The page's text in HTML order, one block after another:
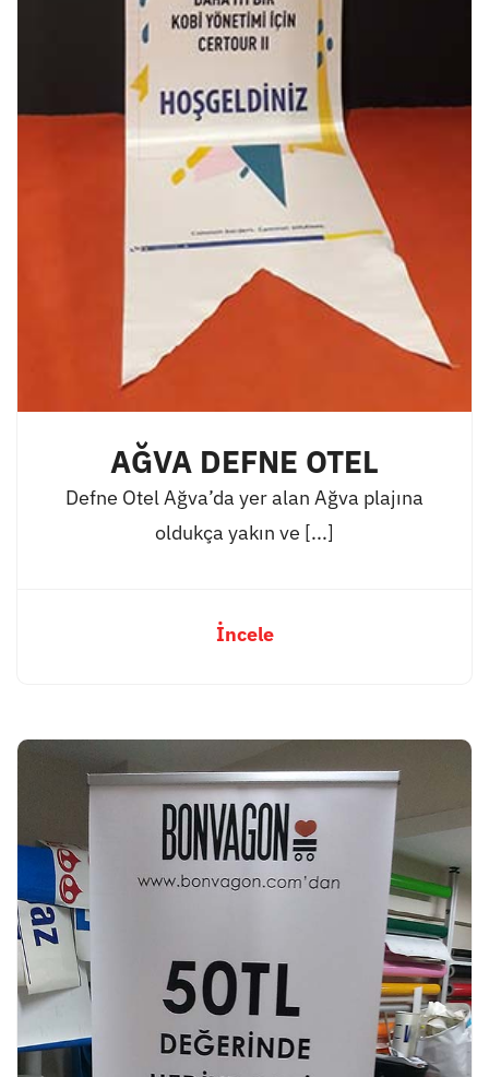
AĞVA DEFNE OTEL
Defne Otel Ağva’da yer alan Ağva plajına
oldukça yakın ve [...]
İncele